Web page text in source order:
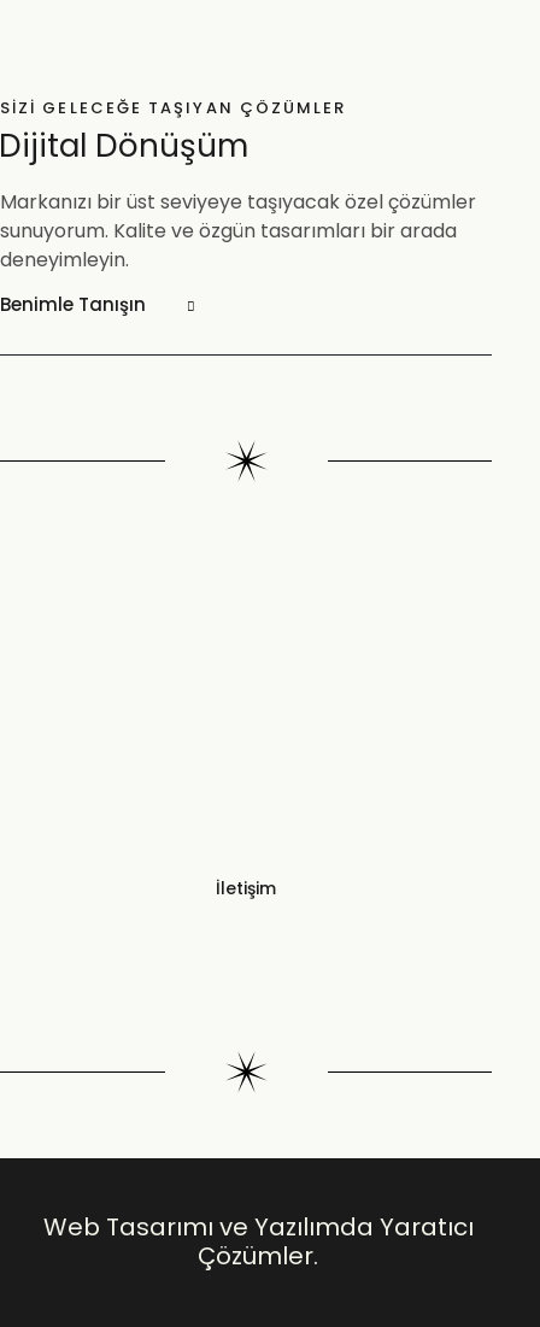
SIZI GELECEĞE TAŞIYAN ÇÖZÜMLER
Dijital Dönüşüm
Markanızı bir üst seviyeye taşıyacak özel çözümler
sunuyorum. Kalite ve özgün tasarımları bir arada
deneyimleyin.
Benimle Tanışın
İletişim
Web Tasarımı ve Yazılımda Yaratıcı
Çözümler.